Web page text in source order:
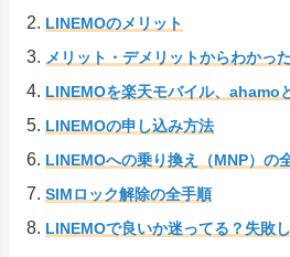
LINEMOのメリット
メリット・デメリットからわかっ
LINEMOを楽天モバイル、ahamo
LINEMOの申し込み方法
LINEMOへの乗り換え（MNP）の
SIMロック解除の全手順
LINEMOで良いか迷ってる？失敗